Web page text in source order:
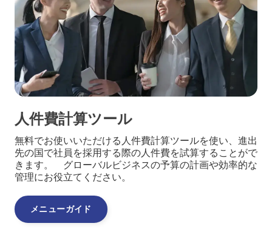
人件費計算ツール
無料でお使いいただける人件費計算ツールを使い、進出
先の国で社員を採用する際の人件費を試算することがで
きます。 グローバルビジネスの予算の計画や効率的な
管理にお役立てください。
メニューガイド